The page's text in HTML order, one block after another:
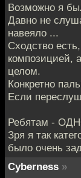
Возможно я
Давно не
навеяло ...
Сходство
композицией,
целом.
Конкретно
Если
Ребятам -
Зря я так
было очень
Cyberness »